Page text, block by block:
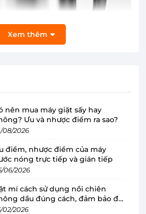
Philips HD9316/03 sở
sang trọng, hiện đại
Philips
có thiết kế hiện đại,
thống, dễ dàng sử dụng,
diện tích trong không gian
Xem thêm
nên mua máy giặt sấy hay
Ưu và nhược điểm ra sao?
08/2026
điểm, nhược điểm của máy
nóng trực tiếp và gián tiếp
06/2026
mí cách sử dụng nồi chiên
dầu đúng cách, đảm bảo độ
02/2026